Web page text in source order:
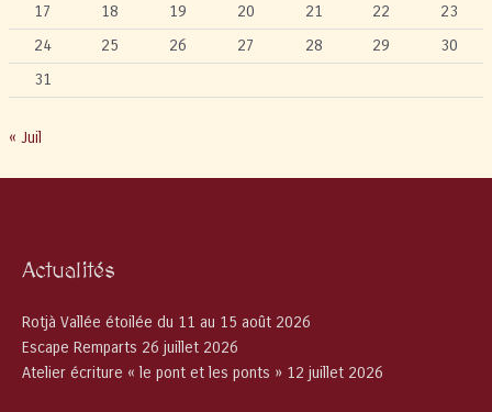
17
18 19 20 21 22
23
24
25 26 27 28 29
30
31
« Juil
Actualités
Rotjà Vallée étoilée du 11 au 15 août 2026
Escape Remparts 26 juillet 2026
Atelier écriture « le pont et les ponts » 12 juillet 2026